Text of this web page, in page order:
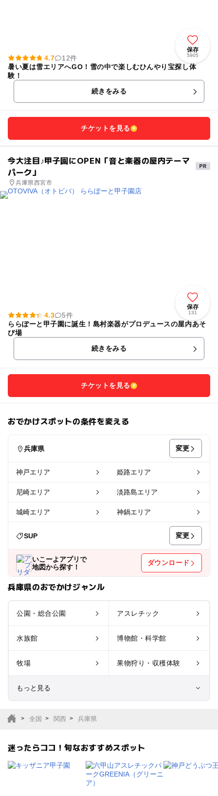
保存
5905
4.7
12件
暑い夏は雪エリアへGO！雪の中で楽しむひんやり宝探し体
験！
続きをみる
チケットを見る
今大注目♪甲子園にOPEN「音と楽器の屋内テーマ
パーク」
兵庫県西宮市
保存
131
4.3
5件
ららぽーと甲子園に誕生！島村楽器がプロデュースの屋内あそ
び場
続きをみる
チケットを見る
おでかけスポットの条件を変える
兵庫県 変更
神戸エリア 姫路エリア
尼崎エリア 淡路島エリア
城崎エリア 神鍋エリア
SUP 変更
いこーよアプリで
地図から探す！
ダウンロード
兵庫県のおでかけジャンル
公園・総合公園 アスレチック
水族館 博物館・科学館
牧場 果物狩り・収穫体験
もっと見る
サファリパーク
植物園・フラワーパー
ク
全国 関西 兵庫県
迷ったらココ！旬なおすすめスポット